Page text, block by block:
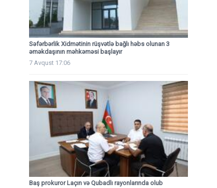
Səfərbərlik Xidmətinin rüşvətlə bağlı həbs olunan 3
əməkdaşının məhkəməsi başlayır
7 Avqust 17:06
Baş prokuror Laçın və Qubadlı rayonlarında olub